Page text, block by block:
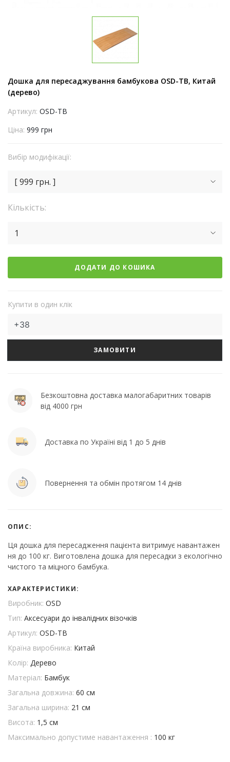
Дошка для пересаджування бамбукова OSD-TB, Китай
(дерево)
Артикул: OSD-TB
Ціна: 999 грн
Вибір модифікації:
[ 999 грн. ]
Кількість:
1
ДОДАТИ ДО КОШИКА
Купити в один клік
ЗАМОВИТИ
Безкоштовна доставка малогабаритних товарів
від 4000 грн
Доставка по Україні від 1 до 5 днів
Повернення та обмін протягом 14 днів
ОПИС:
Ця дошка для пересадження пацієнта витримує навантажен
ня до 100 кг. Виготовлена дошка для пересадки з екологічно
чистого та міцного бамбука.
ХАРАКТЕРИСТИКИ:
Виробник: OSD
Тип: Аксесуари до інвалідних візочків
Артикул: OSD-TB
Країна виробника: Китай
Колір: Дерево
Матеріал: Бамбук
Загальна довжина: 60 см
Загальна ширина: 21 см
Висота: 1,5 см
Максимально допустиме навантаження : 100 кг